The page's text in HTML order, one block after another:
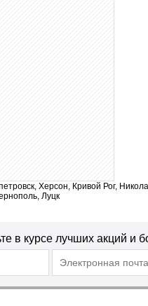
Херсон, Кривой Рог,
Луцк
в курсе лучших акций и